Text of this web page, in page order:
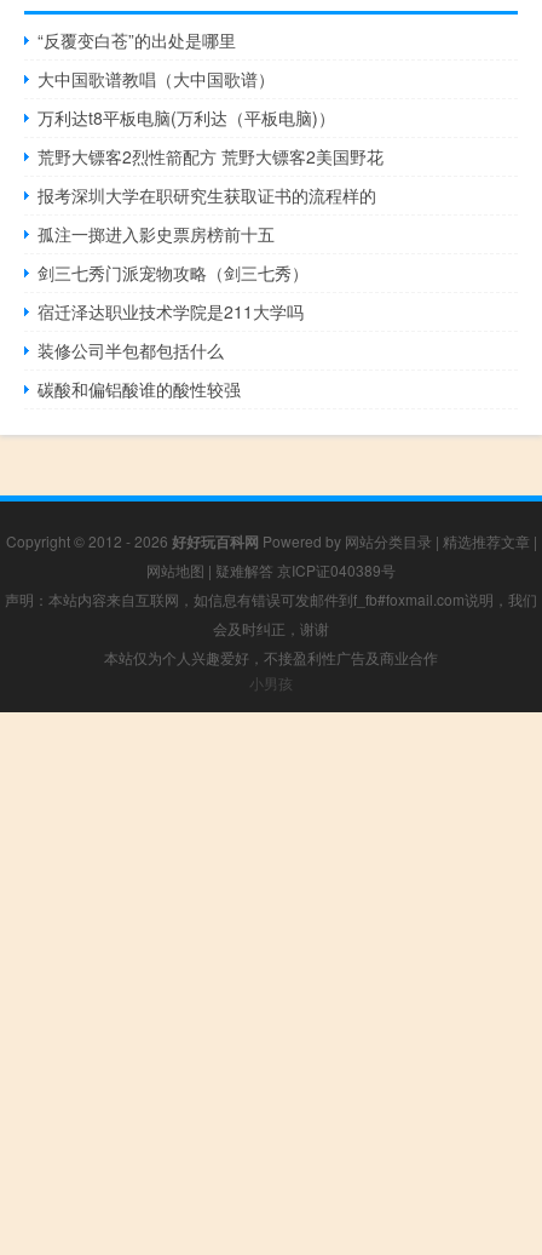
“反覆变白苍”的出处是哪里
大中国歌谱教唱（大中国歌谱）
万利达t8平板电脑(万利达（平板电脑)）
荒野大镖客2烈性箭配方 荒野大镖客2美国野花
报考深圳大学在职研究生获取证书的流程样的
孤注一掷进入影史票房榜前十五
剑三七秀门派宠物攻略（剑三七秀）
宿迁泽达职业技术学院是211大学吗
装修公司半包都包括什么
碳酸和偏铝酸谁的酸性较强
Copyright © 2012 - 2026 好好玩百科网 Powered by 网站分类目录 | 精选推荐文章 |
网站地图 | 疑难解答 京ICP证040389号
声明：本站内容来自互联网，如信息有错误可发邮件到f_fb#foxmail.com说明，我们
会及时纠正，谢谢
本站仅为个人兴趣爱好，不接盈利性广告及商业合作
小男孩